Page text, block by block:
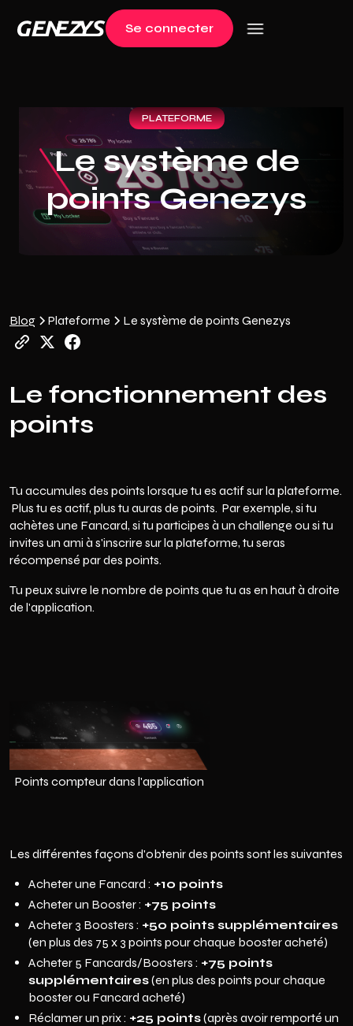
Se connecter
Log in
PLATEFORME
Le système de
points Genezys
Blog Plateforme Le système de points Genezys
Le fonctionnement des
points
Tu accumules des points lorsque tu es actif sur la plateforme.
Plus tu es actif, plus tu auras de points. Par exemple, si tu
achètes une Fancard, si tu participes à un challenge ou si tu
invites un ami à s'inscrire sur la plateforme, tu seras
récompensé par des points.
Tu peux suivre le nombre de points que tu as en haut à droite
de l'application.
Points compteur dans l'application
Les différentes façons d'obtenir des points sont les suivantes
Acheter une Fancard : +10 points
Acheter un Booster : +75 points
Acheter 3 Boosters : +50 points supplémentaires
(en plus des 75 x 3 points pour chaque booster acheté)
Acheter 5 Fancards/Boosters : +75 points
supplémentaires(en plus des points pour chaque
booster ou Fancard acheté)
Réclamer un prix : +25 points(après avoir remporté un